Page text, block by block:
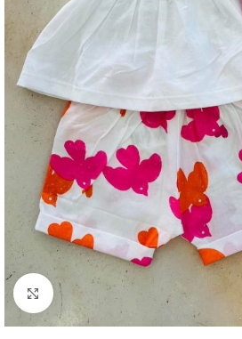
Clique para aumentar